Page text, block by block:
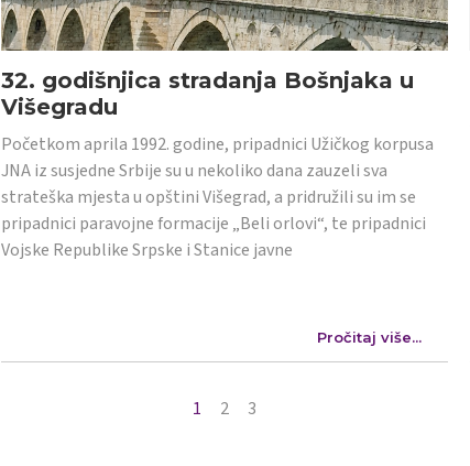
32. godišnjica stradanja Bošnjaka u
Višegradu
Početkom aprila 1992. godine, pripadnici Užičkog korpusa
JNA iz susjedne Srbije su u nekoliko dana zauzeli sva
strateška mjesta u opštini Višegrad, a pridružili su im se
pripadnici paravojne formacije „Beli orlovi“, te pripadnici
Vojske Republike Srpske i Stanice javne
Pročitaj više...
1 2 3